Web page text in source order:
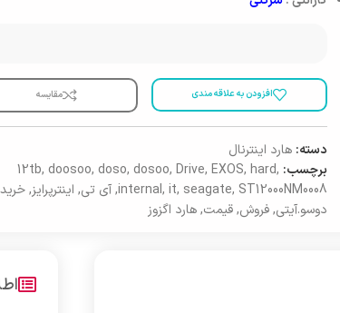
افزودن به علاقه مندی مقایسه
دسته: هارد اینترنال
برچسب:
12tb, doosoo, doso, dosoo, Drive, EXOS, hard,
internal, it, seagate, ST12000NM0008
, آی تی, اینترپرایز, خرید
دوسو.آیتی, فروش, قیمت, هارد اگزوز